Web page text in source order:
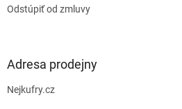
Odstúpiť od zmluvy
Adresa prodejny
Nejkufry.cz